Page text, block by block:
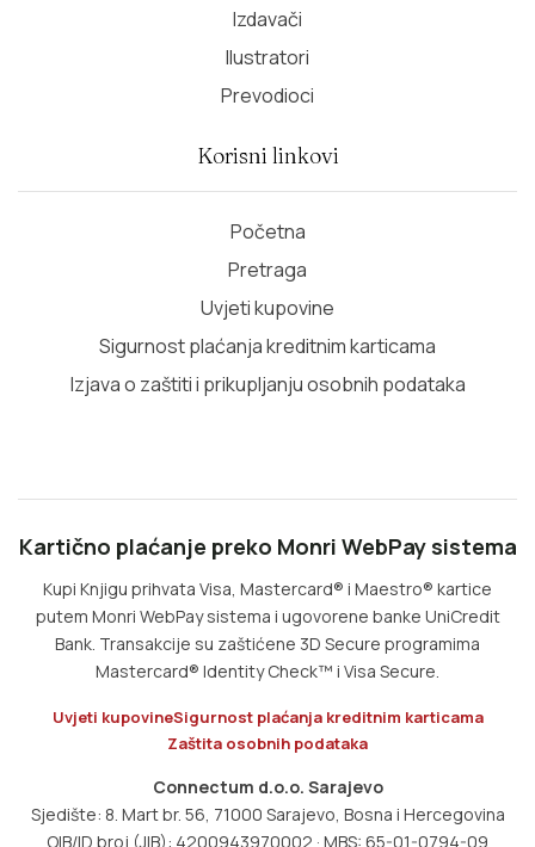
Izdavači
Ilustratori
Prevodioci
Korisni linkovi
Početna
Pretraga
Uvjeti kupovine
Sigurnost plaćanja kreditnim karticama
Izjava o zaštiti i prikupljanju osobnih podataka
Kartično plaćanje preko Monri WebPay sistema
Kupi Knjigu prihvata Visa, Mastercard® i Maestro® kartice
putem Monri WebPay sistema i ugovorene banke UniCredit
Bank. Transakcije su zaštićene 3D Secure programima
Mastercard® Identity Check™ i Visa Secure.
Uvjeti kupovineSigurnost plaćanja kreditnim karticama
Zaštita osobnih podataka
Connectum d.o.o. Sarajevo
Sjedište: 8. Mart br. 56, 71000 Sarajevo, Bosna i Hercegovina
OIB/ID broj (JIB): 4200943970002 · MBS: 65-01-0794-09